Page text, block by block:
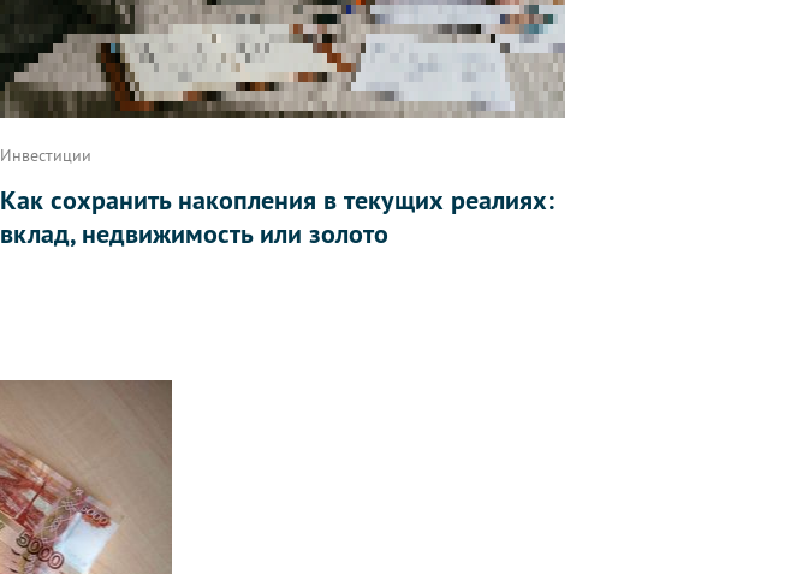
Инвестиции
Как сохранить накопления в текущих реалиях:
вклад, недвижимость или золото